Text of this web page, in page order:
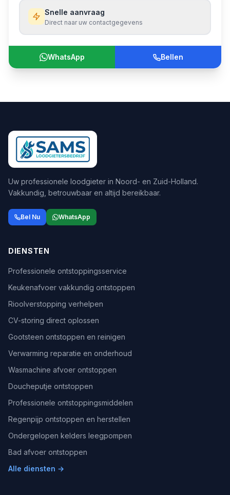
Snelle aanvraag
Direct naar uw contactgegevens
WhatsApp Bellen
Uw professionele loodgieter in Noord- en Zuid-Holland.
Vakkundig, betrouwbaar en altijd bereikbaar.
Bel Nu WhatsApp
DIENSTEN
Professionele ontstoppingsservice
Keukenafvoer vakkundig ontstoppen
Rioolverstopping verhelpen
CV-storing direct oplossen
Gootsteen ontstoppen en reinigen
Verwarming reparatie en onderhoud
Wasmachine afvoer ontstoppen
Doucheputje ontstoppen
Professionele ontstoppingsmiddelen
Regenpijp ontstoppen en herstellen
Ondergelopen kelders leegpompen
Bad afvoer ontstoppen
Alle diensten →